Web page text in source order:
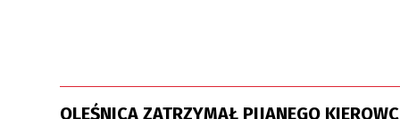
OLEŚNICA ZATRZYMAŁ PIJANEGO